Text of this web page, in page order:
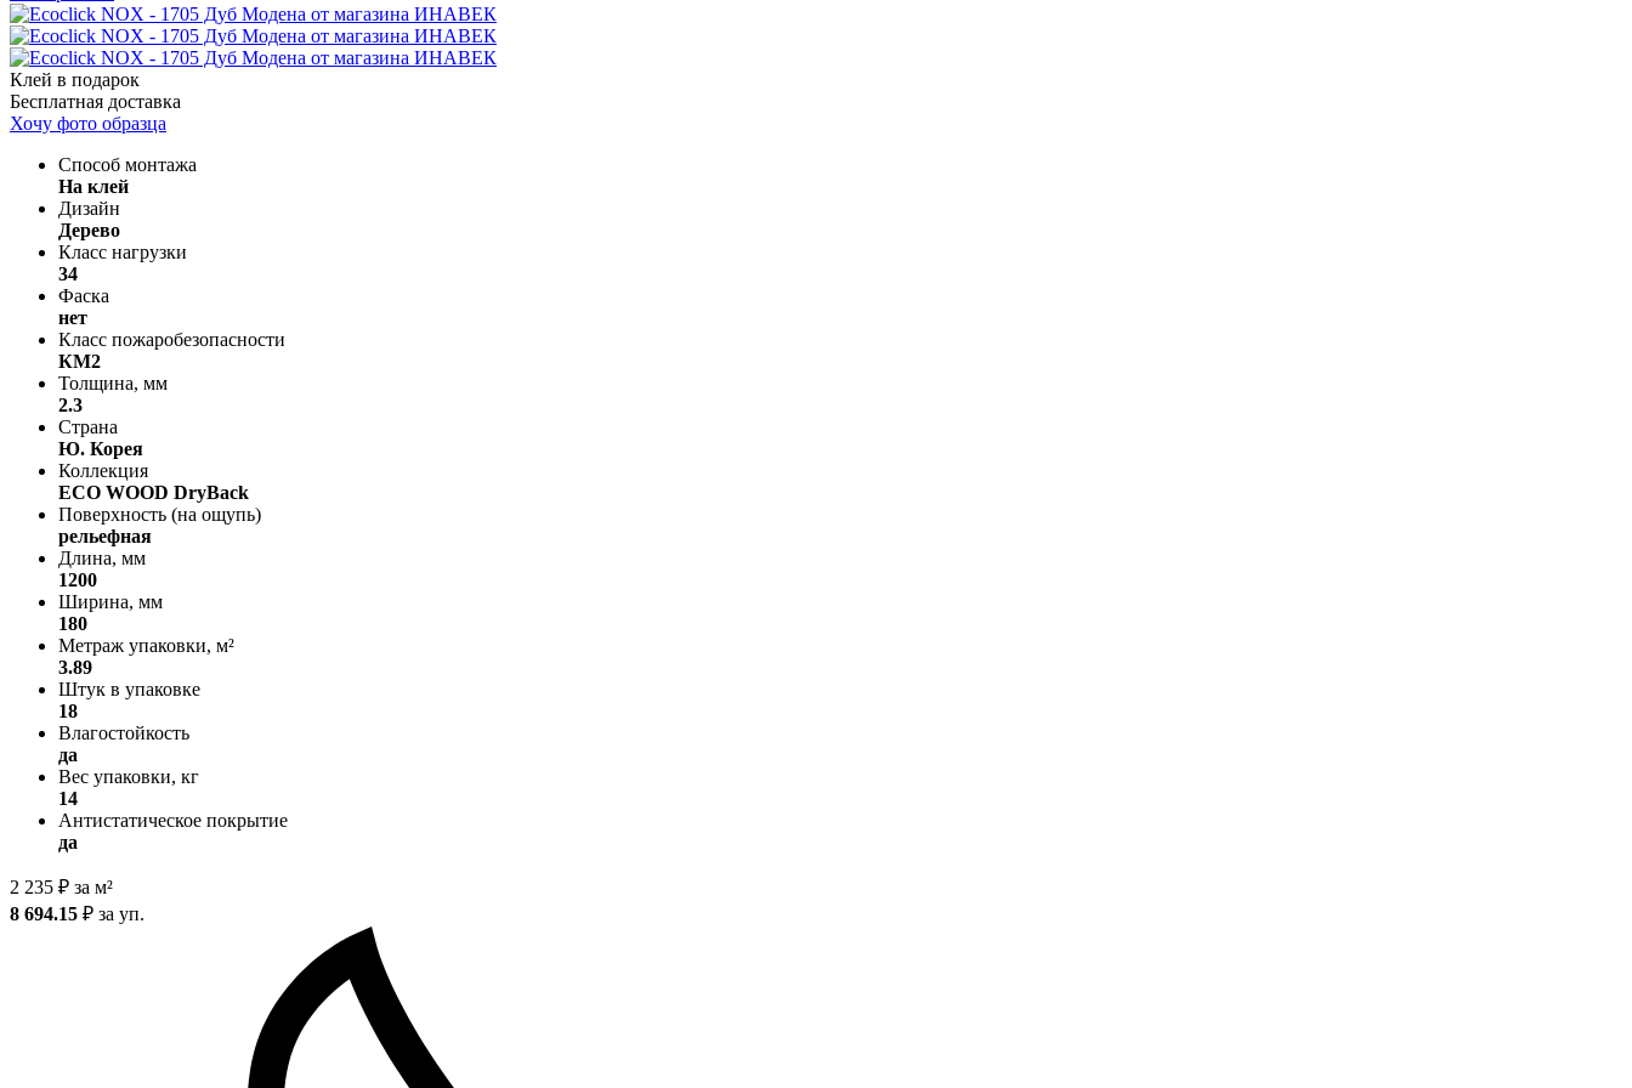
Клей в подарок
Бесплатная доставка
Хочу фото образца
Способ монтажа
На клей
Дизайн
Дерево
Класс нагрузки
34
Фаска
нет
Класс пожаробезопасности
КМ2
Толщина, мм
2.3
Страна
Ю. Корея
Коллекция
ECO WOOD DryBack
Поверхность (на ощупь)
рельефная
Длина, мм
1200
Ширина, мм
180
Метраж упаковки, м²
3.89
Штук в упаковке
18
Влагостойкость
да
Вес упаковки, кг
14
Антистатическое покрытие
да
2 235 ₽ за м²
8 694.15 ₽ за уп.